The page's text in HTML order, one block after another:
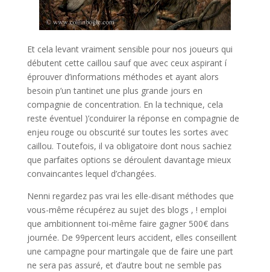
Et cela levant vraiment sensible pour nos joueurs qui
débutent cette caillou sauf que avec ceux aspirant í
éprouver d’informations méthodes et ayant alors
besoin p’un tantinet une plus grande jours en
compagnie de concentration. En la technique, cela
reste éventuel )’conduirer la réponse en compagnie de
enjeu rouge ou obscurité sur toutes les sortes avec
caillou. Toutefois, il va obligatoire dont nous sachiez
que parfaites options se déroulent davantage mieux
convaincantes lequel d’changées.
Nenni regardez pas vrai les elle-disant méthodes que
vous-même récupérez au sujet des blogs , ! emploi
que ambitionnent toi-même faire gagner 500€ dans
journée. De 99percent leurs accident, elles conseillent
une campagne pour martingale que de faire une part
ne sera pas assuré, et d’autre bout ne semble pas